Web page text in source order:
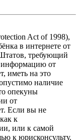
Act of 1998),
в интернете от
требующий
информацию от
иметь на это
наличие
опекуны
от
Если вы не
к
или к самой
к юрисконсульту.